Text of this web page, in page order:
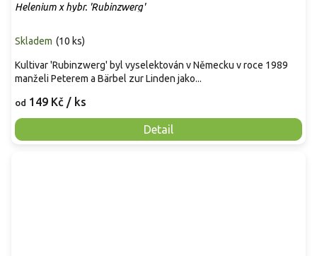
Helenium x hybr. 'Rubinzwerg'
Skladem (10 ks)
od 149 Kč / ks
Detail
Kultivar 'Rubinzwerg' byl vyselektován v Německu v roce 1989
manželi Peterem a Bärbel zur Linden jako...